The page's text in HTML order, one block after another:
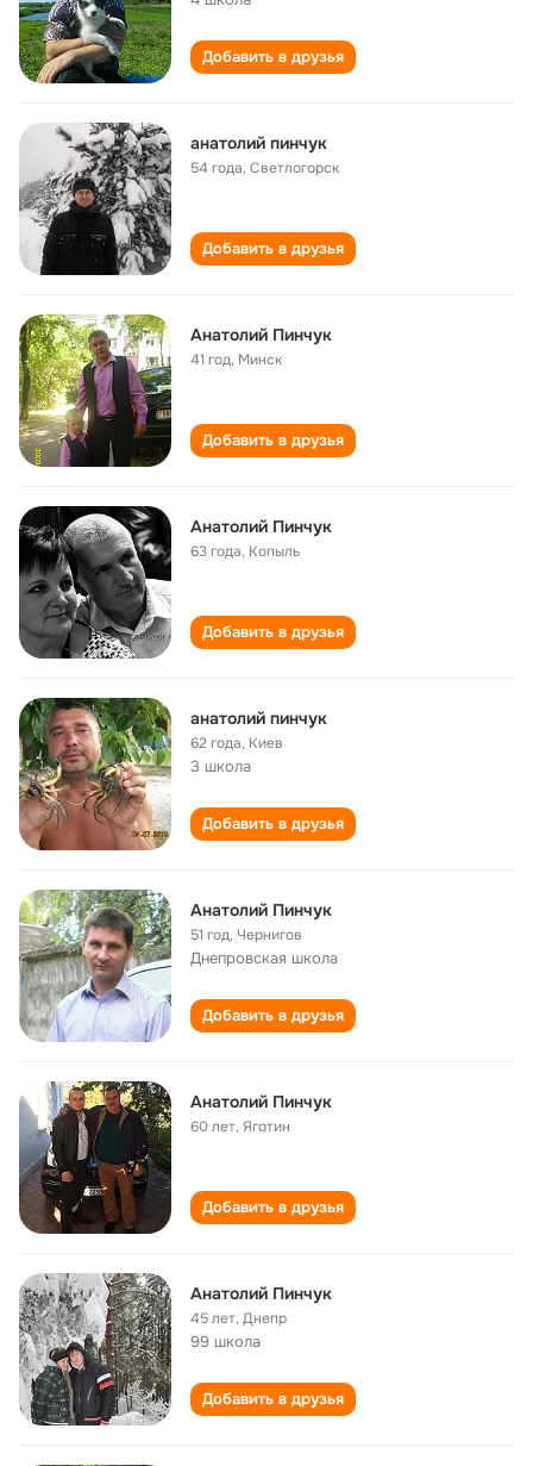
Добавить в друзья
анатолий пинчук
54 года,Светлогорск
Добавить в друзья
Анатолий Пинчук
41 год, Минск
Добавить в друзья
Анатолий Пинчук
63 года, Копыль
Добавить в друзья
анатолий пинчук
62 года, Киев
3 школа
Добавить в друзья
Анатолий Пинчук
51 год,Чернигов
Днепровская школа
Добавить в друзья
Анатолий Пинчук
60 лет,Яготин
Добавить в друзья
Анатолий Пинчук
45 лет,Днепр
99 школа
Добавить в друзья